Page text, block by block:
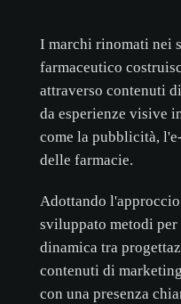
I marchi rinomati nei
farmaceutico
attraverso contenuti
da esperienze visive
come la pubblicità,
delle farmacie.
Adottando
sviluppato metodi per
dinamica tra
contenuti di
con una presenza